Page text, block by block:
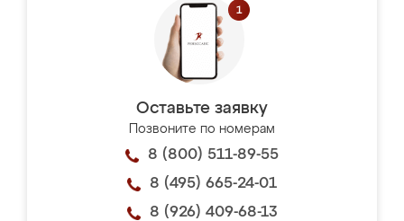
Оставьте заявку
Позвоните по номерам
8 (800) 511-89-55
8 (495) 665-24-01
8 (926) 409-68-13